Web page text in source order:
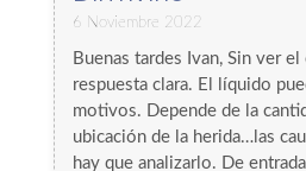
6 Noviembre 2022
Buenas tardes Ivan, Sin ver
respuesta clara. El líquido
motivos. Depende de la
ubicación de la herida…las
hay que analizarlo. De